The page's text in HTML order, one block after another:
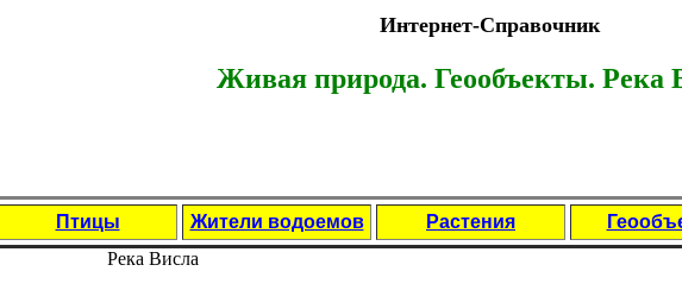
Интернет-Справочник
Живая природа. Геообъекты. Река
Птицы Жители водоемов Растения
Река Висла